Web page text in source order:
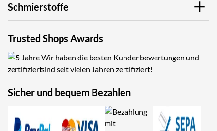
Schmierstoffe
Trusted Shops Awards
Wir haben die besten Kundenbewertungen und
sind seit vielen Jahren zertifiziert!
Sicher und bequem Bezahlen